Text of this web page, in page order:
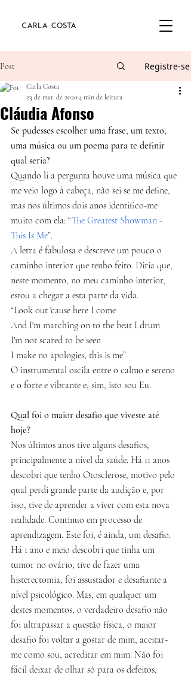
Post Registre-se
Cláudia Afonso
Carla Costa
23 de mar. de 20204 min de leitura
Se pudesses escolher uma frase, um texto,
uma música ou um poema para te definir
qual seria?
Quando li a pergunta houve uma música que
me veio logo à cabeça, não sei se me define,
mas nos últimos dois anos identifico-me
muito com ela: “The Greatest Showman -
This Is Me”.
A letra é fabulosa e descreve um pouco o
caminho interior que tenho feito. Diria que,
neste momento, no meu caminho interior,
estou a chegar a esta parte da vida.
“Look out 'cause here I come
And I'm marching on to the beat I drum
I'm not scared to be seen
I make no apologies, this is me”
O instrumental oscila entre o calmo e sereno
e o forte e vibrante e, sim, isto sou Eu.
Qual foi o maior desafio que viveste até
hoje?
Nos últimos anos tive alguns desafios,
principalmente a nível da saúde. Há 11 anos
descobri que tenho Otosclerose, motivo pelo
qual perdi grande parte da audição e, por
isso, tive de aprender a viver com esta nova
realidade. Continuo em processo de
aprendizagem. Este foi, é ainda, um desafio.
Há 1 ano e meio descobri que tinha um
tumor no ovário, tive de fazer uma
histerectomia, foi assustador e desafiante a
nível psicológico. Mas, em qualquer um
destes momentos, o verdadeiro desafio não
foi ultrapassar a questão física, o maior
desafio foi voltar a gostar de mim, aceitar-
me como sou, acreditar em mim. Não foi
fácil deixar de olhar só para os defeitos,